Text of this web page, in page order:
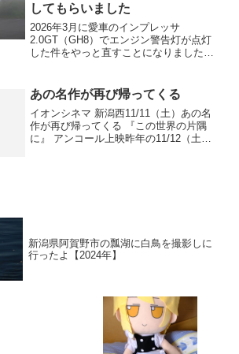
してもらいました
2026年3月に愛車のインプレッサ
2.0GT（GH8）でエンジン警告灯が点灯
した件をやっと直すことになりました。2
月の末になってしまいました。見積もり
が23万円だっ...
あの名作が再び帰ってくる
イオンシネマ 新潟西11/11（土）あの名
作が再び帰ってくる 『この世界の片隅
に』 アンコール上映昨年の11/12（土）
新潟県阿賀野市の瓢湖に白鳥を撮影しに
行ったよ【2024年】